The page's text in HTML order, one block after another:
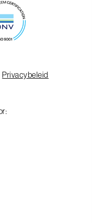
Privacybeleid